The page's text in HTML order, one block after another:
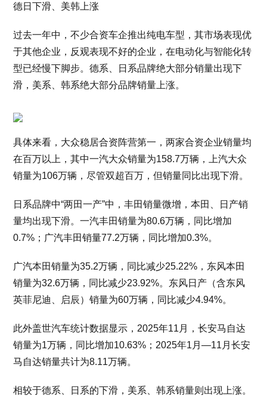
德日下滑、美韩上涨
过去一年中，不少合资车企推出纯电车型，其市场表现优
于其他企业，反观表现不好的企业，在电动化与智能化转
型已经慢下脚步。德系、日系品牌绝大部分销量出现下
滑，美系、韩系绝大部分品牌销量上涨。
具体来看，大众稳居合资阵营第一，两家合资企业销量均
在百万以上，其中一汽大众销量为158.7万辆，上汽大众
销量为106万辆，尽管双超百万，但销量同比出现下滑。
日系品牌中“两田一产”中，丰田销量微增，本田、日产销
量均出现下滑。一汽丰田销量为80.6万辆，同比增加
0.7%；广汽丰田销量77.2万辆，同比增加0.3%。
广汽本田销量为35.2万辆，同比减少25.22%，东风本田
销量为32.6万辆，同比减少23.92%。东风日产（含东风
英菲尼迪、启辰）销量为60万辆，同比减少4.94%。
此外盖世汽车统计数据显示，2025年11月，长安马自达
销量为1万辆，同比增加10.63%；2025年1月—11月长安
马自达销量共计为8.11万辆。
相较于德系、日系的下滑，美系、韩系销量则出现上涨。